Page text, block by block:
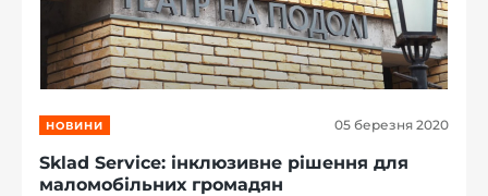
НОВИНИ 05 березня 2020
Sklad Service: інклюзивне рішення для
маломобільних громадян